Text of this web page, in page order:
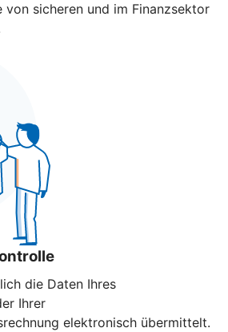
sicheren und im Finanzsektor
die Daten Ihres
Ihrer
elektronisch übermittelt.